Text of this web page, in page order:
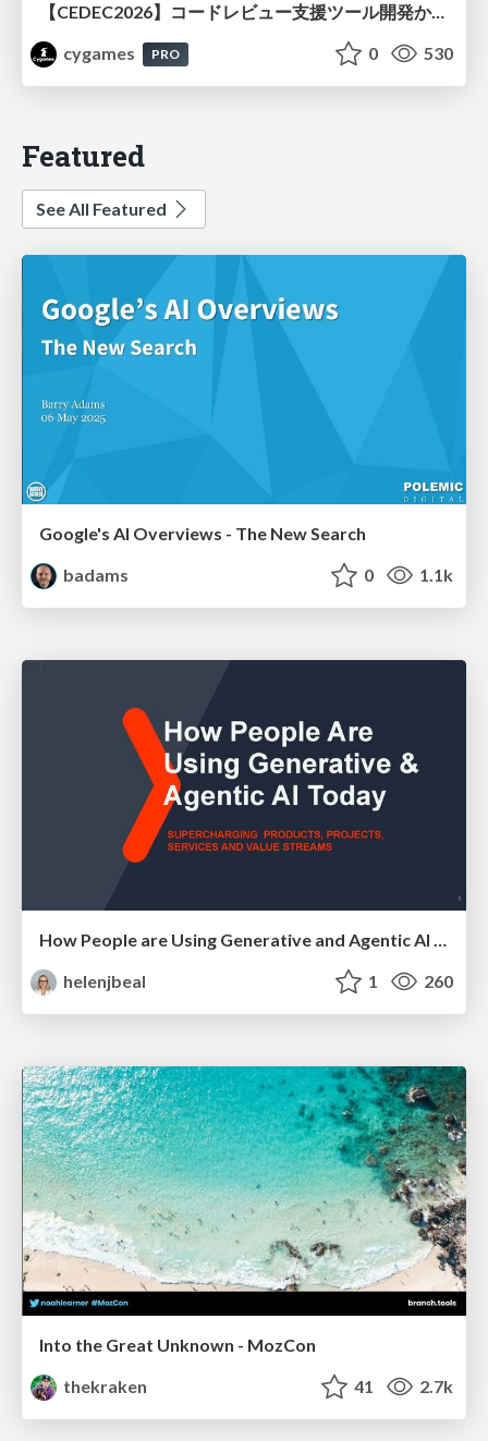
【CEDEC2026】コードレビュー支援ツール開発から学ぶ：LLMを用いた業務システムの実践的な運用設計と誤出力対策
cygames
PRO 0 530
Featured
See All Featured
Google's AI Overviews - The New Search
badams
0 1.1k
How People are Using Generative and Agentic AI to Supercharge Their Products, Projects, Services and Value Streams Today
helenjbeal
1 260
Into the Great Unknown - MozCon
thekraken
41 2.7k